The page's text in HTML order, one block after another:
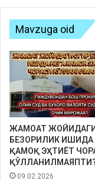
Mavzuga oid
ЖАМОАТ ЖОЙИДАГИ
БЕЗОРИЛИК ИШИДА
ҚАМОҚ ЭҲТИЁТ
09.02.2026